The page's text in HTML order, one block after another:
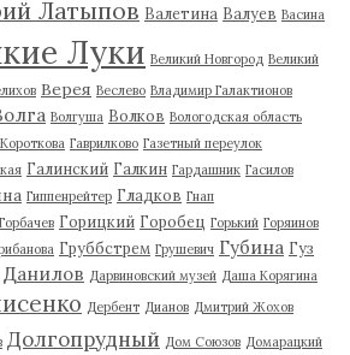
Латыпов Валетина Валуев Васина
Луки Великий Новгород Великий
Верея Веслево Владимир Галактионов
Волгуша Волков Вологодская область
Гаврилково Газетный переулок
Галинский Галкин Гардашник Гасилов
Гиппенрейтер Гладков Гнап
Горбачев Горицкий Горобец Горький Горяинов
Груббстрем Грушевич Губина Гуз
Данилов Дарвиновский музей Даша Корягина
Дербент Дианов Дмитрий Жохов
Долгопрудный Дом Союзов Домарацкий